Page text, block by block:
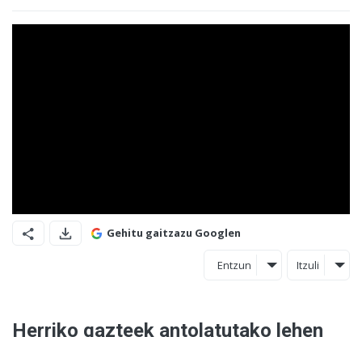
Gehitu gaitzazu Googlen
Entzun Itzuli
Herriko gazteek antolatutako lehen